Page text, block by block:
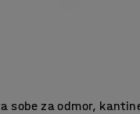
sobe za odmor,